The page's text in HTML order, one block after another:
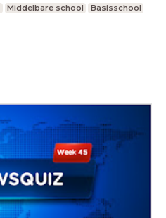
Middelbare school
Basisschool